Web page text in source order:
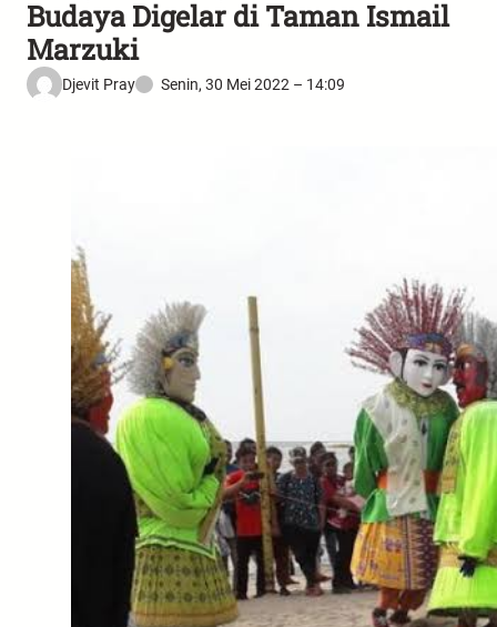
Budaya Digelar di Taman Ismail
Marzuki
Djevit Pray Senin, 30 Mei 2022 – 14:09